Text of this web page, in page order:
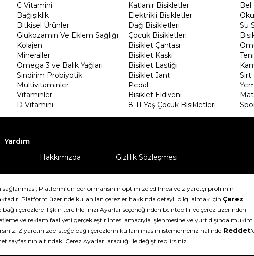
C Vitamini
Bağışıklık
Bitkisel Ürünler
Glukozamin Ve Eklem Sağlığı
Kolajen
Mineraller
Omega 3 ve Balık Yağları
Sindirim Probiyotik
Multivitaminler
Vitaminler
D Vitamini
Katlanır Bisikletler
Elektrikli Bisikletler
Dağ Bisikletleri
Çocuk Bisikletleri
Bisiklet Çantası
Bisiklet Kaskı
Bisiklet Lastiği
Bisiklet Jant
Pedal
Bisiklet Eldiveni
8-11 Yaş Çocuk Bisikletleri
Bel
Su
Sırt
Mat
Yardım
Hakkımızda Gizlilik Sözleşmesi
2026. Tüm hakları saklıdır.